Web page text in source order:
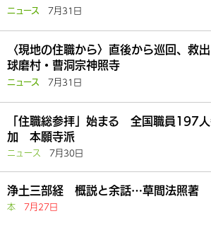
ニュース 7月31日
〈現地の住職から〉直後から巡回、救
球磨村・曹洞宗神照寺
ニュース 7月31日
「住職総参拝」始まる 全国職員197
加 本願寺派
ニュース 7月30日
浄土三部経 概説と余話…草間法照著
本 7月27日